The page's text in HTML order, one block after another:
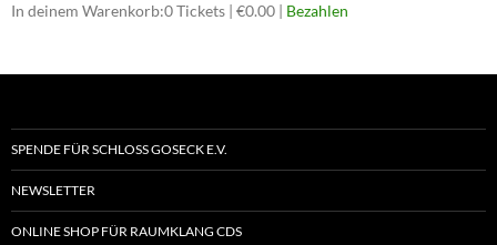
In deinem Warenkorb:0Tickets | €0.00 | Bezahlen
SPENDE FÜR SCHLOSS GOSECK E.V.
NEWSLETTER
ONLINE SHOP FÜR RAUMKLANG CDS